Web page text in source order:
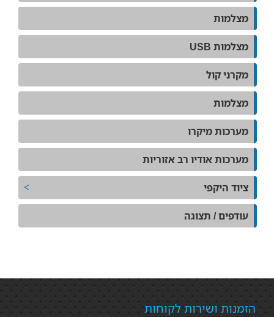
מצלמות
מצלמות USB
מקרני קול
מצלמות
מערכות מיקרו
מערכות אודיו רב אזוריות
ציוד היקפי
עודפים / תצוגה
הזמנות ושירות לקוחות